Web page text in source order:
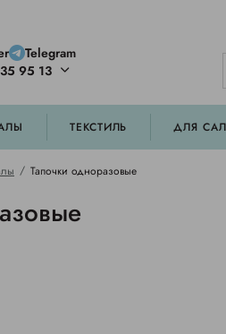
Telegram
95 13
ТЕКСТИЛЬ ДЛЯ
Тапочки одноразовые